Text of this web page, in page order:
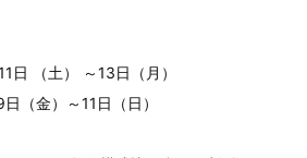
（土） ～13日（月）
（金）～11日（日）